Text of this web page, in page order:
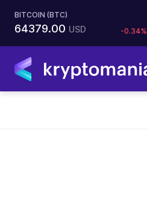
BITCOIN (BTC)
64379.00 USD -0.34%